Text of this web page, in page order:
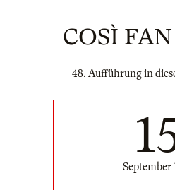
COSÌ
48. Aufführung in
September